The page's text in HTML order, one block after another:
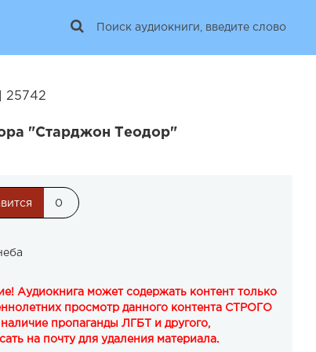
25742
"Старджон Теодор"
0
Аудиокнига может содержать контент только
просмотр данного контента СТРОГО
пропаганды ЛГБТ и другого,
на почту для удаления материала.